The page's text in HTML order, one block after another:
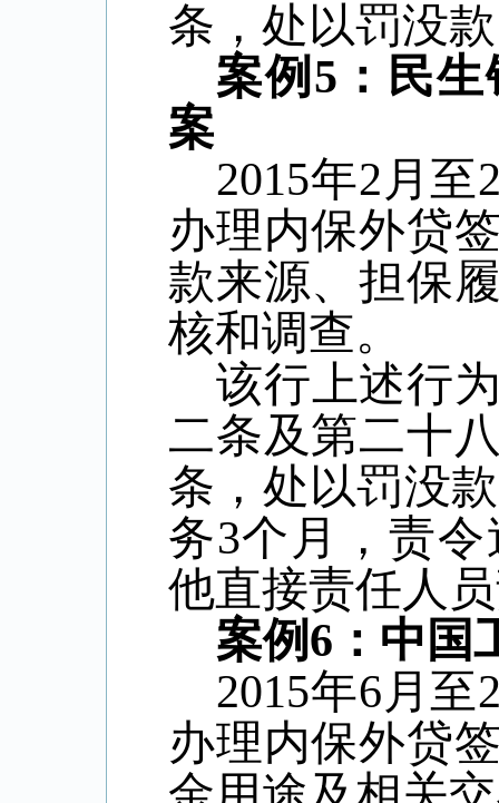
条，处以罚没款
案例 5 ：民
案
2015年2 月至
办理内保外贷
款来源、担保
核和调查。
该行上述行
二条及第二十
条，处以罚没款
务3个月，责
他直接责任人
案例6 ：中
2015年6 月 至
办理内保外贷